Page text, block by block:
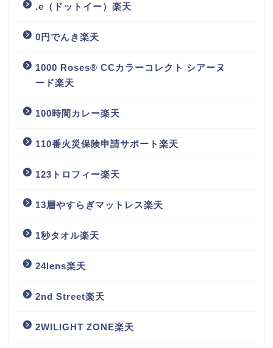
.e（ドットイー）楽天
0円でんき楽天
1000 Roses® CCカラーコレクト シアーヌ
ード楽天
100時間カレー楽天
110番火災保険申請サポート楽天
123トロフィー楽天
13層やすらぎマットレス楽天
1秒タオル楽天
24lens楽天
2nd Street楽天
2WILIGHT ZONE楽天